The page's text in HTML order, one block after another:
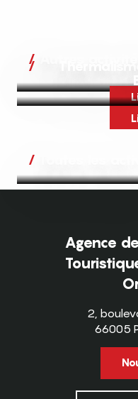
Agence
2,
66005